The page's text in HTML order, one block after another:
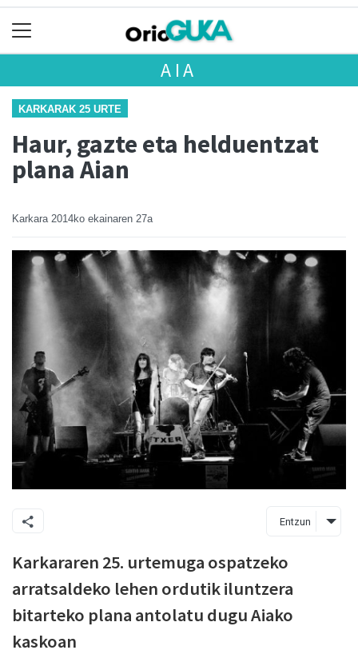
AIA
KARKARAK 25 URTE
Haur, gazte eta helduentzat
plana Aian
Karkara 2014ko ekainaren 27a
Entzun
Karkararen 25. urtemuga ospatzeko
arratsaldeko lehen ordutik iluntzera
bitarteko plana antolatu dugu Aiako
kaskoan